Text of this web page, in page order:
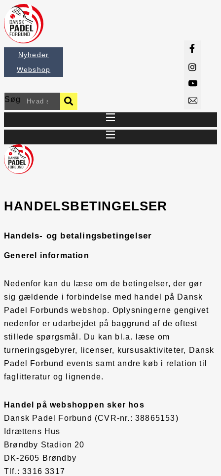
Videre
til
indhold
Nyheder
Webshop
Søg
HANDELSBETINGELSER
Handels- og betalingsbetingelser
Generel information
Nedenfor kan du læse om de betingelser, der gør
sig gældende i forbindelse med handel på Dansk
Padel Forbunds webshop. Oplysningerne gengivet
nedenfor er udarbejdet på baggrund af de oftest
stillede spørgsmål. Du kan bl.a. læse om
turneringsgebyrer, licenser, kursusaktiviteter, Dansk
Padel Forbund events samt andre køb i relation til
faglitteratur og lignende.
Handel på webshoppen sker hos
Dansk Padel Forbund (CVR-nr.: 38865153)
Idrættens Hus
Brøndby Stadion 20
DK-2605 Brøndby
Tlf.: 3316 3317